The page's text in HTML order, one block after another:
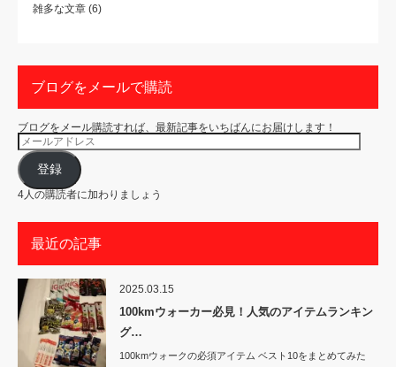
雑多な文章 (6)
ブログをメールで購読
ブログをメール購読すれば、最新記事をいちばんにお届けします！
メ
ー
ル
ア
ド
レ
ス
登録
4人の購読者に加わりましょう
最近の記事
2025.03.15
100kmウォーカー必見！人気のアイテムランキン
グ…
100kmウォークの必須アイテム ベスト10をまとめてみた